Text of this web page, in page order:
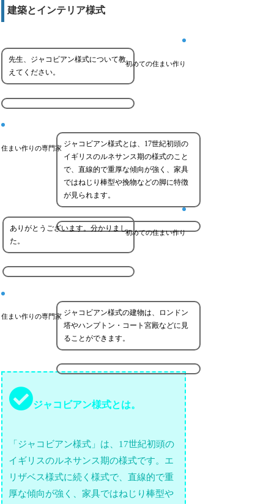
建築とインテリア様式
初めての住まい作り
先生、ジャコビアン様式について教
えてください。
住まい作りの専門家 ジャコビアン様式とは、17世紀初頭の
イギリスのルネサンス期の様式のこと
で、直線的で重厚な傾向が強く、家具
ではねじり棒型や挽物などの脚に特徴
が見られます。
初めての住まい作り
ありがとうございます。分かりまし
た。
住まい作りの専門家 ジャコビアン様式の建物は、ロンドン
塔やハンプトン・コート宮殿などに見
ることができます。
ジャコビアン様式とは。
「ジャコビアン様式」は、17世紀初頭の
イギリスのルネサンス期の様式です。エ
リザベス様式に続く様式で、直線的で重
厚な傾向が強く、家具ではねじり棒型や